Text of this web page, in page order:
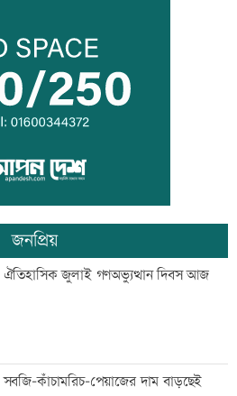
রোববার চট্টগ্রামে যাচ্ছেন প্রধানমন্ত্রী
বিয়ে না করার কারণ জানালেন আমিশা
আওয়ামী লীগের সঙ্গে গণতন্ত্র যায় না: মির্জা
ফখরুল
ডেপুটি ম্যানেজার চেয়ে ব্র্যাকে নিয়োগ
জনপ্রিয়
ঐতিহাসিক জুলাই গণঅভ্যুত্থান দিবস আজ
সবজি-কাঁচামরিচ-পেয়াজের দাম বাড়ছেই